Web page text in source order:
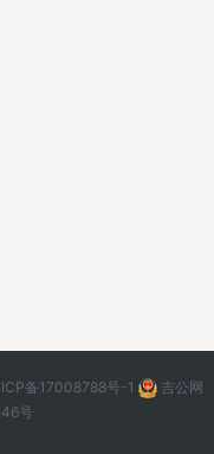
备17008788号-1
吉公网
号